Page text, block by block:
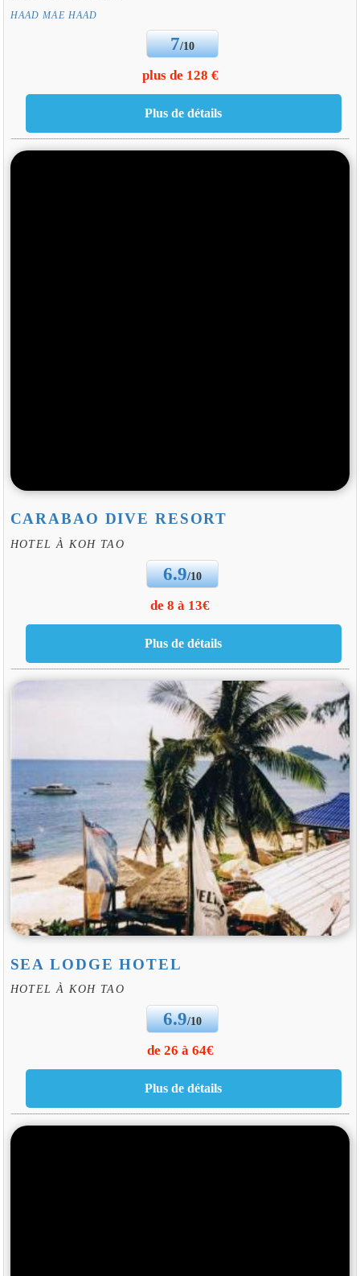
HAAD MAE HAAD
7/10
plus de 128 €
CARABAO DIVE RESORT
HOTEL À KOH TAO
6.9/10
de 8 à 13€
SEA LODGE HOTEL
HOTEL À KOH TAO
6.9/10
de 26 à 64€